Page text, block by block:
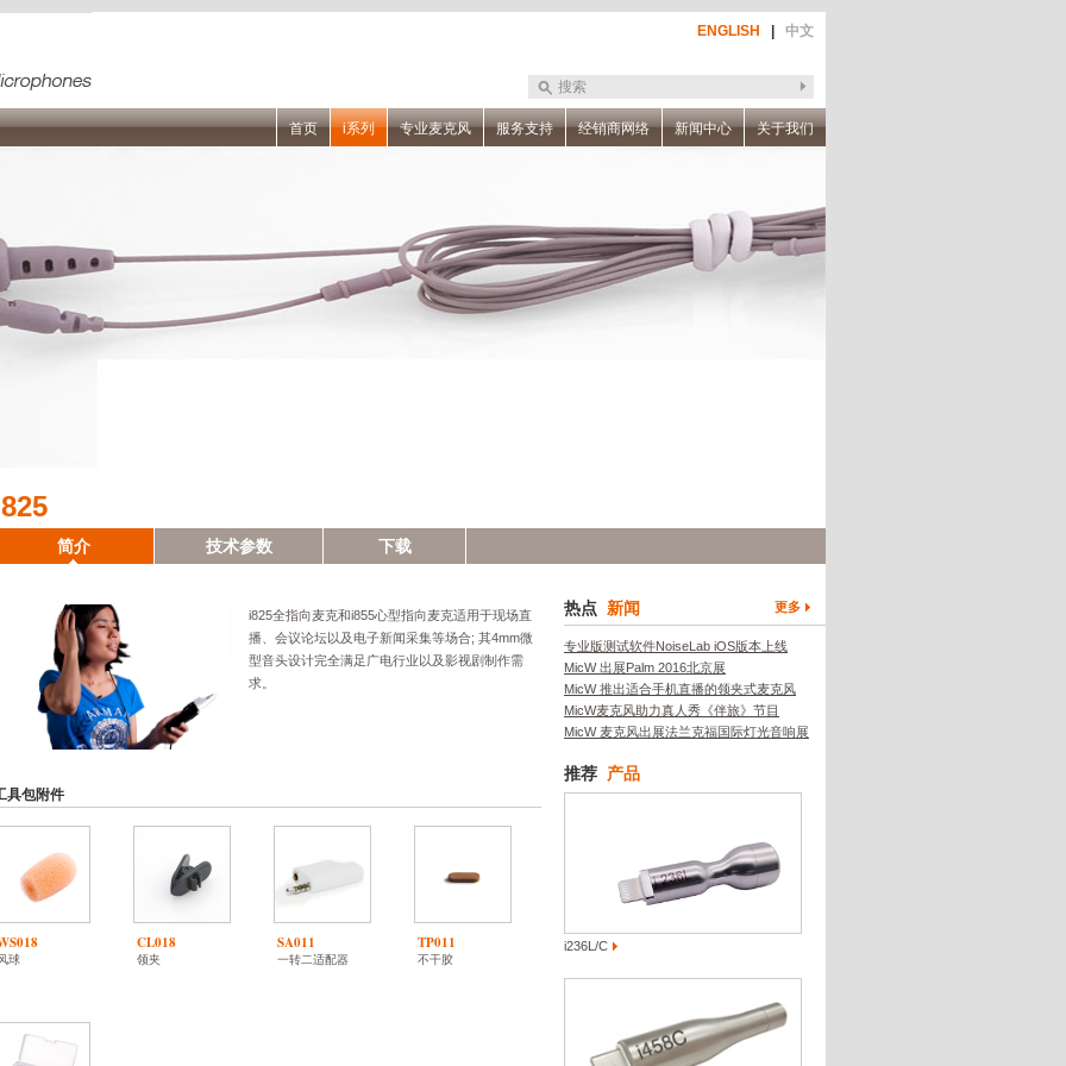
ENGLISH 中文
首页 i系列 专业麦克风 服务支持 经销商网络 新闻中心 关于我们
简介 技术参数 下载
i825全指向麦克和i855心型指向麦克适用于现场直
播、会议论坛以及电子新闻采集等场合; 其4mm微
型音头设计完全满足广电行业以及影视剧制作需
求。
具包附件
球
CL018
领夹
SA011
一转二适配器
TP011
不干胶
热点 新闻 更多
专业版测试软件NoiseLab iOS版本上线
MicW 出展Palm 2016北京展
MicW 推出适合手机直播的领夹式麦克风
MicW麦克风助力真人秀《伴旅》节目
MicW 麦克风出展法兰克福国际灯光音响展
推荐 产品
i236L/C